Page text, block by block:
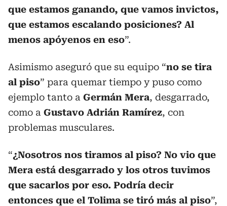
que estamos ganando, que vamos invictos,
que estamos escalando posiciones? Al
menos apóyenos en eso”.
Asimismo aseguró que su equipo “no se tira
al piso” para quemar tiempo y puso como
ejemplo tanto a Germán Mera, desgarrado,
como a Gustavo Adrián Ramírez, con
problemas musculares.
“¿Nosotros nos tiramos al piso? No vio que
Mera está desgarrado y los otros tuvimos
que sacarlos por eso. Podría decir
entonces que el Tolima se tiró más al piso”,